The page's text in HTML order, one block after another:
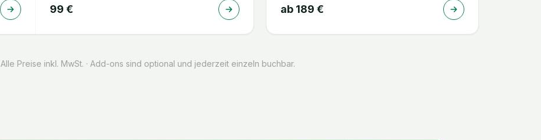
99 € ab 189 €
Alle Preise inkl. MwSt. · Add-ons sind optional und jederzeit einzeln buchbar.